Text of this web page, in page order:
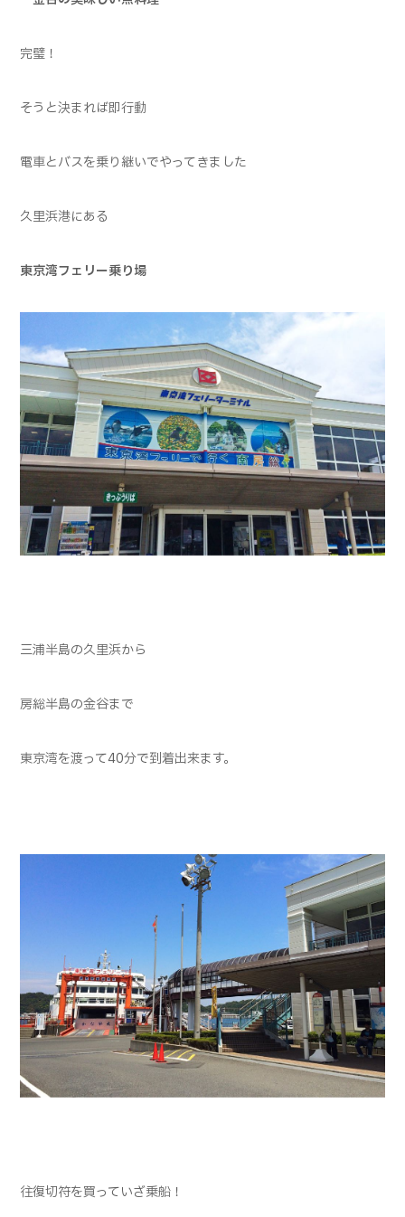
完璧！
そうと決まれば即行動
電車とバスを乗り継いでやってきました
久里浜港にある
東京湾フェリー乗り場
三浦半島の久里浜から
房総半島の金谷まで
東京湾を渡って40分で到着出来ます。
往復切符を買っていざ乗船！